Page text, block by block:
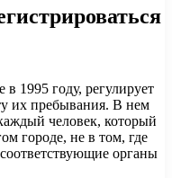
1995 году, регулирует
их пребывания. В нем
человек, который
городе, не в том, где
органы